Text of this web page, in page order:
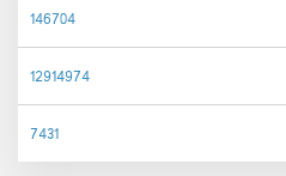
146704
12914974
7431